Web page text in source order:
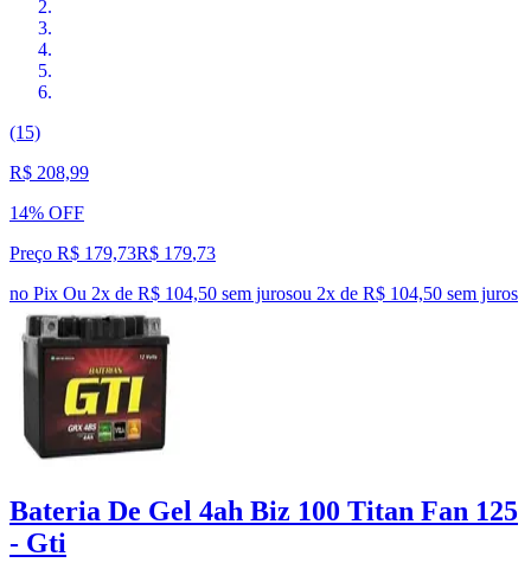
(15)
R$ 208,99
14% OFF
Preço R$ 179,73R$ 179,73
no Pix Ou 2x de R$ 104,50 sem jurosou 2x de R$ 104,50 sem juros
Bateria De Gel 4ah Biz 100 Titan Fan 125
- Gti